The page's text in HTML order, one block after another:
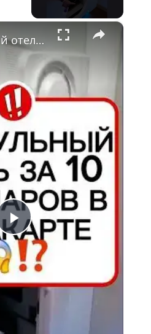
×
Play
Video
Капсульный отель в Джакарте с бассейном дешевле 180 тысяч рупий 🇮🇩 Обзор бюджетного проживания